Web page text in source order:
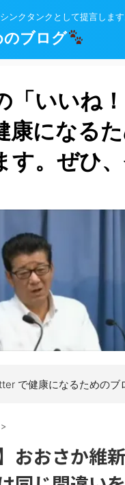
ンクタンクとして提言します
のブログ
「いいね
康になる
す。ぜひ
で健康になるためのブ
>
】おおさか